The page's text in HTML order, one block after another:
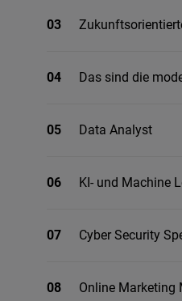
03
04 Das sind die
05 Data Analyst
06 KI- und Machine
07 Cyber Security
08 Online Marketing